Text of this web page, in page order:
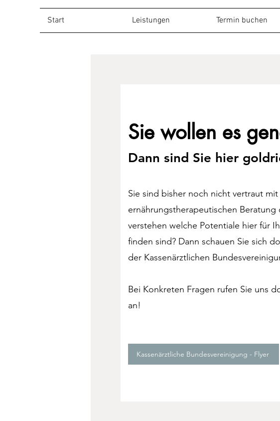
Start Leistungen Termin buchen
Sie wollen es
Dann sind Sie hier
Sie sind bisher noch nicht vertraut
ernährungstherapeutischen
verstehen welche Potentiale hier für
finden sind? Dann schauen Sie sich
der Kassenärztlichen
Bei Konkreten Fragen rufen Sie uns
an!
Kassenärztliche Bundesvereinigung - Flyer